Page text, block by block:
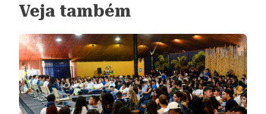
Veja também